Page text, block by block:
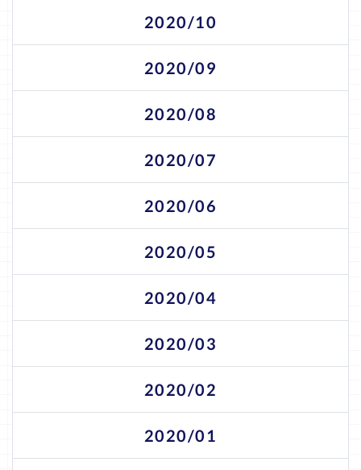
2020/10
2020/09
2020/08
2020/07
2020/06
2020/05
2020/04
2020/03
2020/02
2020/01